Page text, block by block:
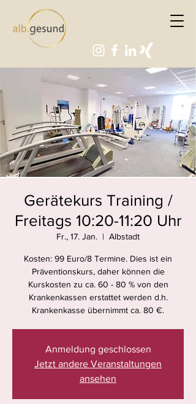
Gerätekurs Training /
Freitags 10:20-11:20 Uhr
Fr., 17. Jan.
  |
Albstadt
Kosten: 99 Euro/8 Termine. Dies ist ein
Präventionskurs, daher können die
Kurskosten zu ca. 60 - 80 % von den
Krankenkassen erstattet werden d.h.
Krankenkasse übernimmt ca. 80 €.
Anmeldung geschlossen
Jetzt andere Veranstaltungen
ansehen